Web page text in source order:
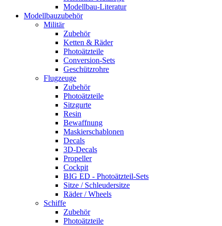
Modellbau-Literatur
Modellbauzubehör
Militär
Zubehör
Ketten & Räder
Photoätzteile
Conversion-Sets
Geschützrohre
Flugzeuge
Zubehör
Photoätzteile
Sitzgurte
Resin
Bewaffnung
Maskierschablonen
Decals
3D-Decals
Propeller
Cockpit
BIG ED - Photoätzteil-Sets
Sitze / Schleudersitze
Räder / Wheels
Schiffe
Zubehör
Photoätzteile